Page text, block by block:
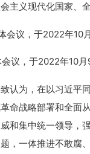
义现代化国家、
议，于2022年10
为，在以习近平
命战略部署和全面
和集中统一领导，
，一体推进不敢腐